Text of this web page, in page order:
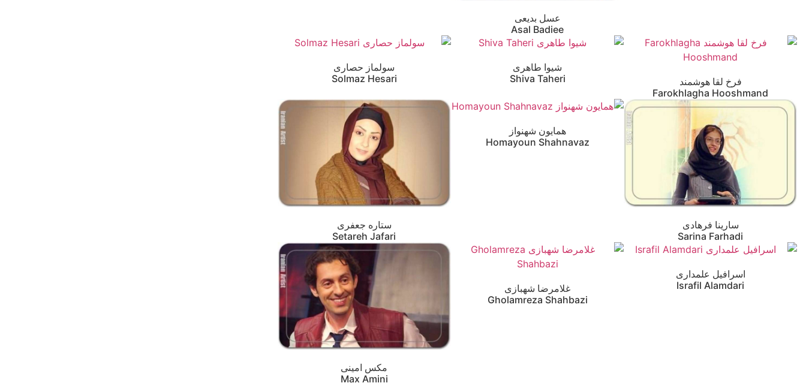
عسل بدیعی
Asal Badiee
فرخ لقا هوشمند
Farokhlagha Hooshmand
شیوا طاهری
Shiva Taheri
سولماز حصاری
Solmaz Hesari
سارینا فرهادی
Sarina Farhadi
همایون شهنواز
Homayoun Shahnavaz
ستاره جعفری
Setareh Jafari
اسرافیل علمداری
Israfil Alamdari
غلامرضا شهبازی
Gholamreza Shahbazi
مکس امینی
Max Amini‎